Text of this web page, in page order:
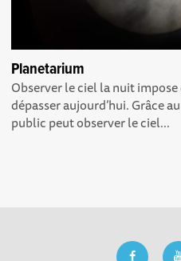
Planetarium
Observer le ciel la nuit
dépasser aujourd’hui. Grâce
public peut observer le ciel...